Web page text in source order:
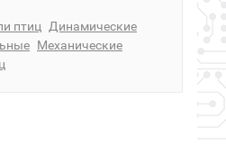
птиц
Динамические
Механические